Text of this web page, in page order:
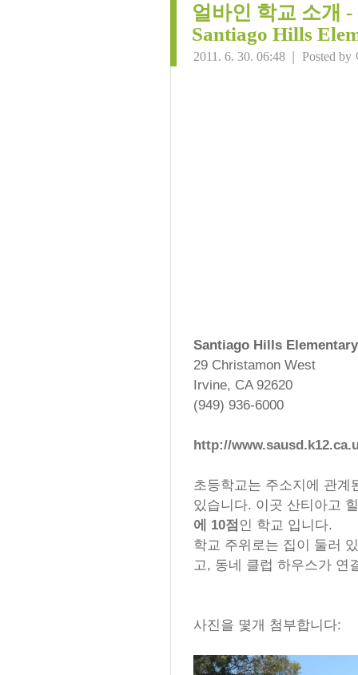
얼바인 학교 소개
Santiago Hills
2011. 6. 30. 06:48 | Posted by
Santiago Hills
29 Christamon West
Irvine, CA 92620
(949) 936-6000
http://
초등학교는 주소지에 관계
있습니다. 이곳 산티아고
에 10점 인 학교 입니다.
학교 주위로는 집이 둘러
고, 동네 클럽 하우스가 연
사진을 몇개 첨부합니다: